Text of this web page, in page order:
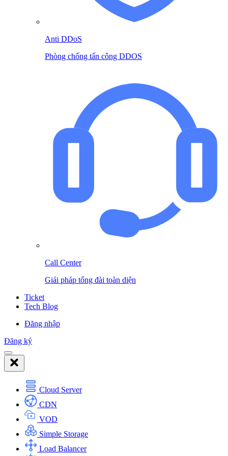
Anti DDoS
Phòng chống tấn công DDOS
Call Center
Giải pháp tổng đài toàn diện
Ticket
Tech Blog
Đăng nhập
Đăng ký
Cloud Server
CDN
VOD
Simple Storage
Load Balancer